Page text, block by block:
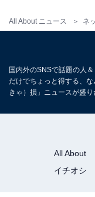
All About ニュース ネ
国内外のSNSで話題の人
だけでちょっと得する、
きゃ）損」ニュースが盛り
All About
イチオシ